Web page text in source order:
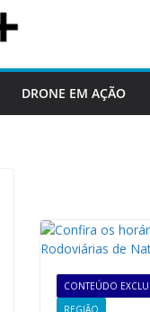
DRONE EM AÇÃO
CONTEÚDO